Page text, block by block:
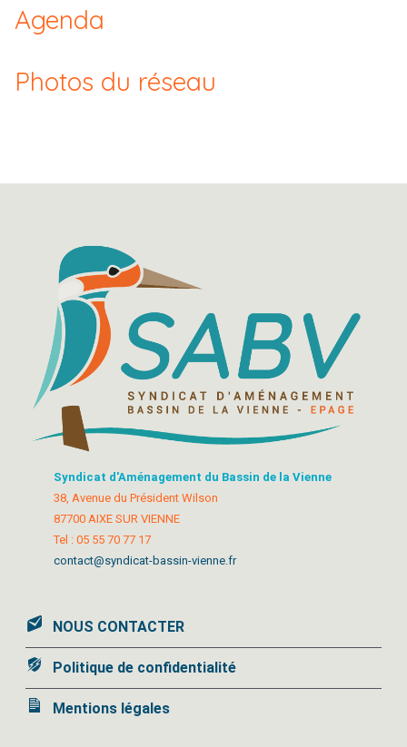
Agenda
Photos du réseau
Syndicat d'Aménagement du Bassin de la Vienne
38, Avenue du Président Wilson
87700 AIXE SUR VIENNE
Tel : 05 55 70 77 17
contact@syndicat-bassin-vienne.fr
NOUS CONTACTER
Politique de confidentialité
Mentions légales